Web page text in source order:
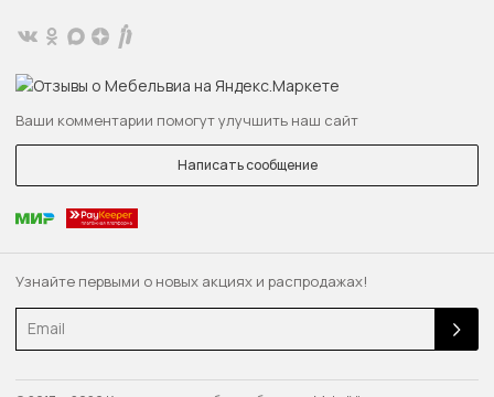
Узнайте первыми о новых акциях и распродажах!
Email
Ваши комментарии помогут улучшить наш сайт
Написать сообщение